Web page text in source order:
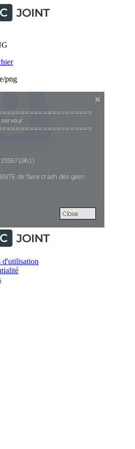
png
d'utilisation